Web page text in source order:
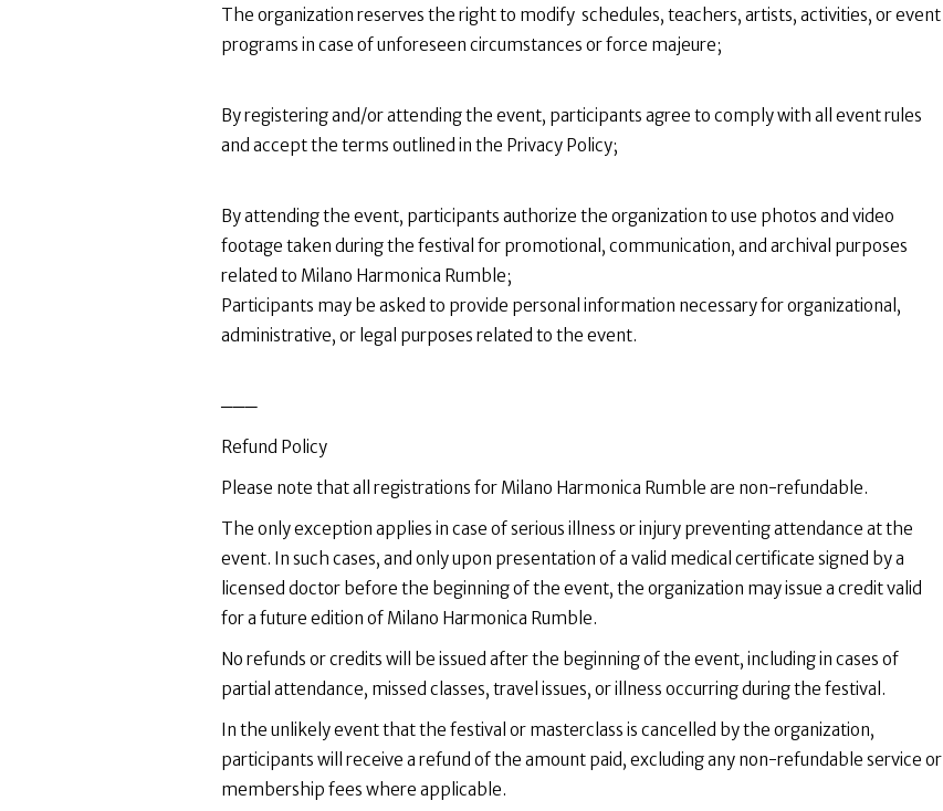
The organization reserves the right to modify schedules, teachers, artists, activities, or event
programs in case of unforeseen circumstances or force majeure;
By registering and/or attending the event, participants agree to comply with all event rules
and accept the terms outlined in the Privacy Policy;
By attending the event, participants authorize the organization to use photos and video
footage taken during the festival for promotional, communication, and archival purposes
related to Milano Harmonica Rumble;
Participants may be asked to provide personal information necessary for organizational,
administrative, or legal purposes related to the event.
───
Refund Policy
Please note that all registrations for Milano Harmonica Rumble are non-refundable.
The only exception applies in case of serious illness or injury preventing attendance at the
event. In such cases, and only upon presentation of a valid medical certificate signed by a
licensed doctor before the beginning of the event, the organization may issue a credit valid
for a future edition of Milano Harmonica Rumble.
No refunds or credits will be issued after the beginning of the event, including in cases of
partial attendance, missed classes, travel issues, or illness occurring during the festival.
In the unlikely event that the festival or masterclass is cancelled by the organization,
participants will receive a refund of the amount paid, excluding any non-refundable service or
membership fees where applicable.